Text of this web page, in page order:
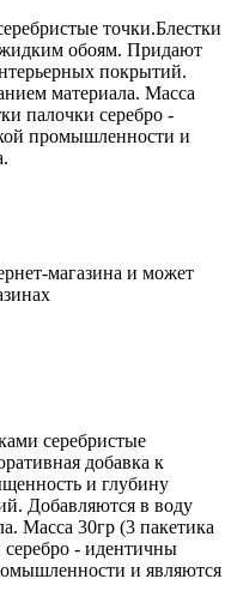
точки.Блестки
жидким обоям. Придают
покрытий.
материала. Масса
палочки серебро -
промышленности и
магазина и может
серебристые
добавка к
и глубину
Добавляются в воду
Масса 30гр (3 пакетика
- идентичны
и являются